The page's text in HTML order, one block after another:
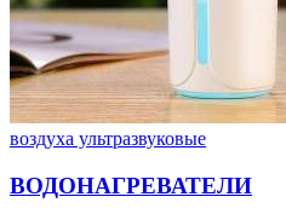
воздуха ультразвуковые
ВОДОНАГРЕВАТЕЛИ